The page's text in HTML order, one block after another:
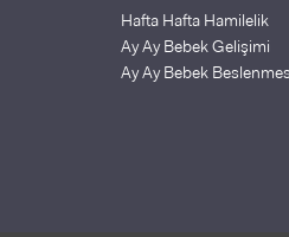
Hafta Hafta Hamilelik
Ay Ay Bebek Gelişimi
Ay Ay Bebek